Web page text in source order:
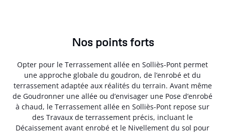
Nos points forts
Opter pour le Terrassement allée en Solliès-Pont permet
une approche globale du goudron, de l’enrobé et du
terrassement adaptée aux réalités du terrain. Avant même
de Goudronner une allée ou d’envisager une Pose d’enrobé
à chaud, le Terrassement allée en Solliès-Pont repose sur
des Travaux de terrassement précis, incluant le
Décaissement avant enrobé et le Nivellement du sol pour